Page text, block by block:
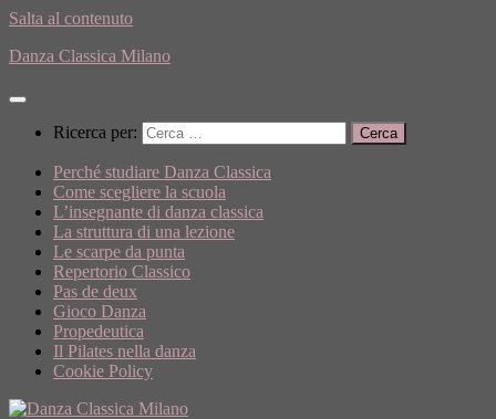
Salta al contenuto
Danza Classica Milano
Ricerca per:
Perché studiare Danza Classica
Come scegliere la scuola
L’insegnante di danza classica
La struttura di una lezione
Le scarpe da punta
Repertorio Classico
Pas de deux
Gioco Danza
Propedeutica
Il Pilates nella danza
Cookie Policy